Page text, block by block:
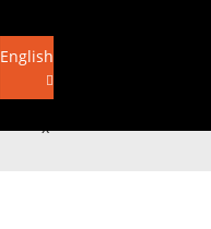
English
שיקן בליצפּאָסט
x